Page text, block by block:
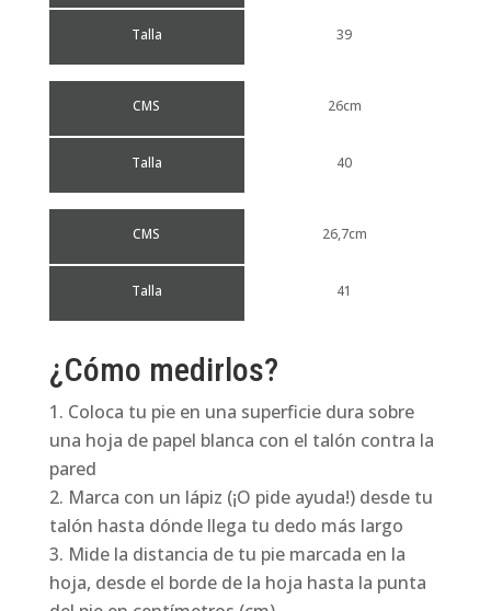
Talla 39
CMS
Talla
26cm
40
CMS
Talla
26,7cm
41
¿Cómo medirlos?
Coloca tu pie en una superficie dura sobre
una hoja de papel blanca con el talón contra la
pared
Marca con un lápiz (¡O pide ayuda!) desde tu
talón hasta dónde llega tu dedo más largo
Mide la distancia de tu pie marcada en la
hoja, desde el borde de la hoja hasta la punta